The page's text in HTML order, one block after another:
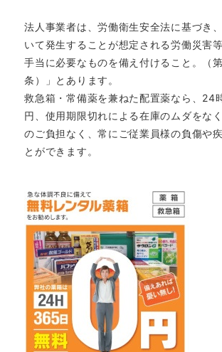
法人事業者は、労働衛生安全法に基づき
いて発生することが想定される労働災害
手当に必要なものを備え付けること。（
条）」とあります。
救急箱・常備薬を兼ねた配置薬なら、24
円、使用期限切れによる在庫のムダをな
のご負担なく、常にご従業員様の負傷や
とができます。